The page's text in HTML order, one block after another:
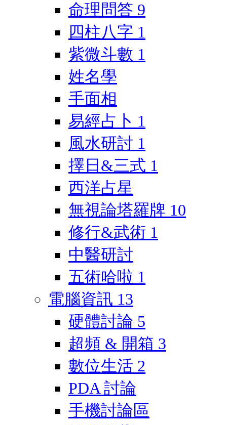
命理問答 9
四柱八字 1
紫微斗數 1
姓名學
手面相
易經占卜 1
風水研討 1
擇日&三式 1
西洋占星
無視論塔羅牌 10
修行&武術 1
中醫研討
五術哈啦 1
電腦資訊 13
硬體討論 5
超頻 & 開箱 3
數位生活 2
PDA 討論
手機討論區